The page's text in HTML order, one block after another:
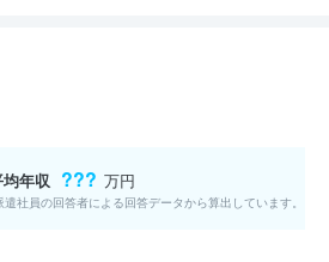
年収 ??? 万円
社員の回答者による回答データから算出しています。